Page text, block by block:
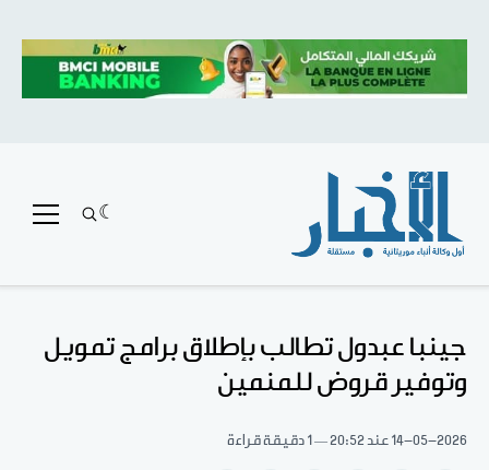
جينبا عبدول تطالب بإطلاق برامج تمويل
وتوفير قروض للمنمين
14-05-2026 عند 20:52 1 دقيقة قراءة